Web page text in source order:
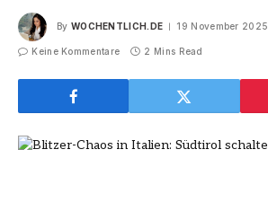
By WOCHENTLICH.DE 19 November 2025
Keine Kommentare 2 Mins Read